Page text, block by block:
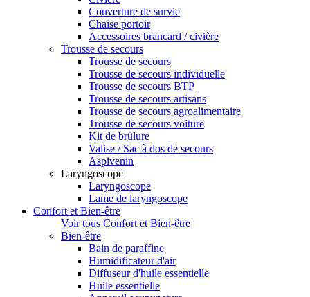
Couverture de survie
Chaise portoir
Accessoires brancard / civière
Trousse de secours
Trousse de secours
Trousse de secours individuelle
Trousse de secours BTP
Trousse de secours artisans
Trousse de secours agroalimentaire
Trousse de secours voiture
Kit de brûlure
Valise / Sac à dos de secours
Aspivenin
Laryngoscope
Laryngoscope
Lame de laryngoscope
Confort et Bien-être
Voir tous Confort et Bien-être
Bien-être
Bain de paraffine
Humidificateur d'air
Diffuseur d'huile essentielle
Huile essentielle